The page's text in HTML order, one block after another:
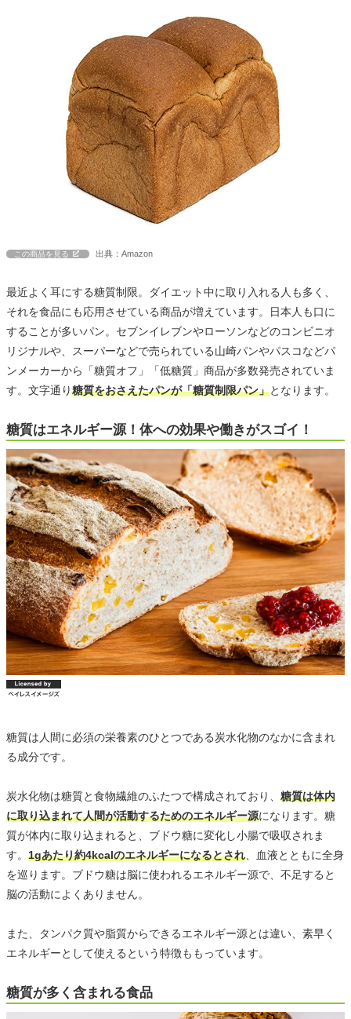
この商品を見る 出典：Amazon
最近よく耳にする糖質制限。ダイエット中に取り入れる人も多く、
それを食品にも応用させている商品が増えています。日本人も口に
することが多いパン。セブンイレブンやローソンなどのコンビニオ
リジナルや、スーパーなどで売られている山崎パンやパスコなどパ
ンメーカーから「糖質オフ」「低糖質」商品が多数発売されていま
す。文字通り糖質をおさえたパンが「糖質制限パン」となります。
糖質はエネルギー源！体への効果や働きがスゴイ！
糖質は人間に必須の栄養素のひとつである炭水化物のなかに含まれ
る成分です。
炭水化物は糖質と食物繊維のふたつで構成されており、 糖質は体内
に取り込まれて人間が活動するためのエネルギー源になります。糖
質が体内に取り込まれると、ブドウ糖に変化し小腸で吸収されま
す。 1gあたり約4kcalのエネルギーになるとされ 、血液とともに全身
を巡ります。ブドウ糖は脳に使われるエネルギー源で、不足すると
脳の活動によくありません。
また、タンパク質や脂質からできるエネルギー源とは違い、素早く
エネルギーとして使えるという特徴ももっています。
糖質が多く含まれる食品